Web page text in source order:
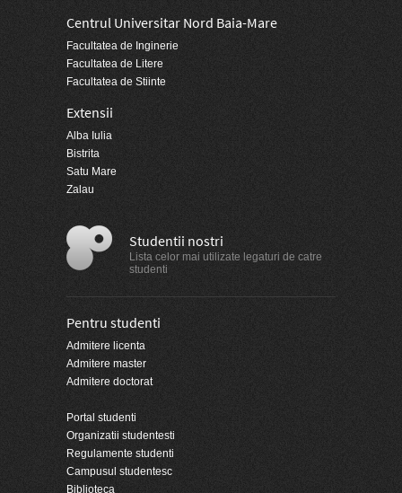
Centrul Universitar Nord Baia-Mare
Facultatea de Inginerie
Facultatea de Litere
Facultatea de Stiinte
Extensii
Alba Iulia
Bistrita
Satu Mare
Zalau
Studentii nostri
Lista celor mai utilizate legaturi de catre
studenti
Pentru studenti
Admitere licenta
Admitere master
Admitere doctorat
Portal studenti
Organizatii studentesti
Regulamente studenti
Campusul studentesc
Biblioteca